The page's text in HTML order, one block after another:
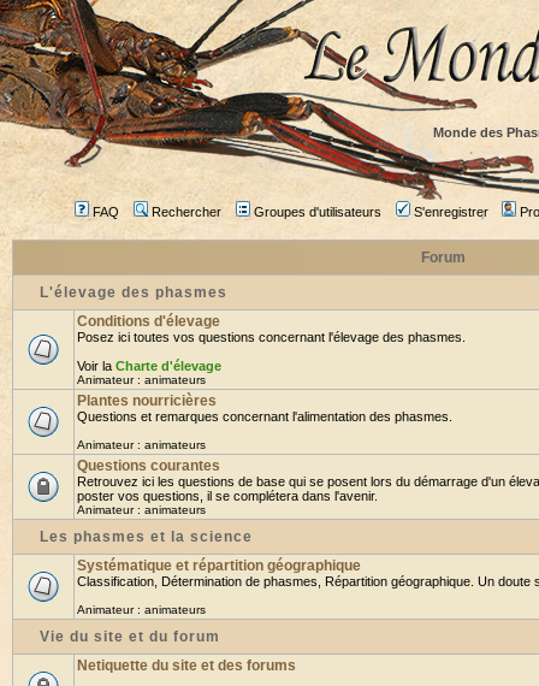
Monde des
FAQ Rechercher Groupes d'utilisateurs S'enregistrer
Forum
L'élevage des phasmes
Conditions d'élevage
Posez ici toutes vos questions concernant l'élevage des phasmes.
Voir la Charte d'élevage
Animateur : animateurs
Plantes nourricières
Questions et remarques concernant l'alimentation des phasmes.
Animateur : animateurs
Questions courantes
Retrouvez ici les questions de base qui se posent lors du démarrage d'un
poster vos questions, il se complétera dans l'avenir.
Animateur : animateurs
Les phasmes et la science
Systématique et répartition géographique
Classification, Détermination de phasmes, Répartition géographique. Un doute
Animateur : animateurs
Vie du site et du forum
Netiquette du site et des forums